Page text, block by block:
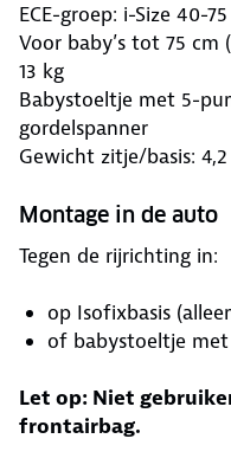
ECE-groep: i-Size 40-
Voor baby’s tot 75
13 kg
Babystoeltje met 5-
gordelspanner
Gewicht zitje/basis:
Montage in de auto
Tegen de rijrichting in:
op Isofixbasis
of babystoeltje
Let op: Niet
frontairbag.